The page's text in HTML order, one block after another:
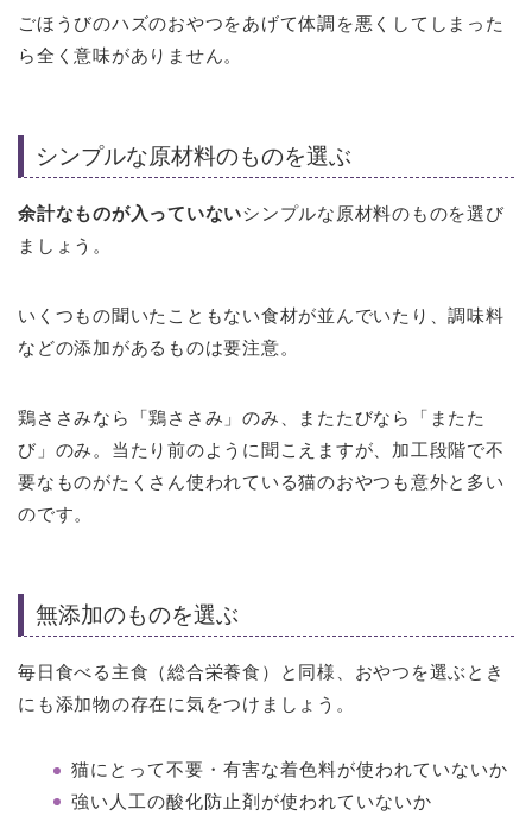
ごほうびのハズのおやつをあげて体調を悪くしてしまった
ら全く意味がありません。
シンプルな原材料のものを選ぶ
余計なものが入っていないシンプルな原材料のものを選び
ましょう。
いくつもの聞いたこともない食材が並んでいたり、調味料
などの添加があるものは要注意。
鶏ささみなら「鶏ささみ」のみ、またたびなら「またた
び」のみ。当たり前のように聞こえますが、加工段階で不
要なものがたくさん使われている猫のおやつも意外と多い
のです。
無添加のものを選ぶ
毎日食べる主食（総合栄養食）と同様、おやつを選ぶとき
にも添加物の存在に気をつけましょう。
猫にとって不要・有害な着色料が使われていないか
強い人工の酸化防止剤が使われていないか